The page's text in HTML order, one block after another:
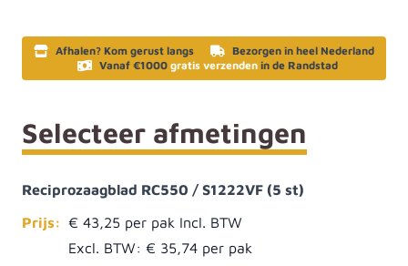
Afhalen? Kom gerust langs
Bezorgen in heel Nederland
Vanaf €1000 gratis verzenden in de Randstad
Selecteer afmetingen
Reciprozaagblad RC550 / S1222VF (5 st)
Prijs: € 43,25
Excl. BTW: € 35,74